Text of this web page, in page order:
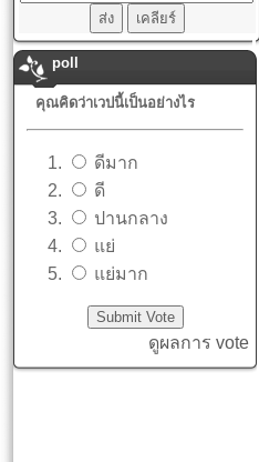
poll
คุณคิดว่าเวปนี้เป็นอย่างไร
ดีมาก
ดี
ปานกลาง
แย่
แย่มาก
ดูผลการ vote